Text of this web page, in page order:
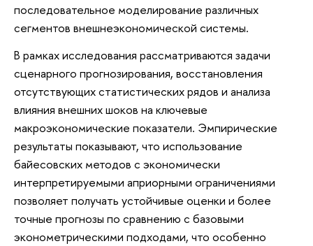
последовательное моделирование различных
сегментов внешнеэкономической системы.
В рамках исследования рассматриваются задачи
сценарного прогнозирования, восстановления
отсутствующих статистических рядов и анализа
влияния внешних шоков на ключевые
макроэкономические показатели. Эмпирические
результаты показывают, что использование
байесовских методов с экономически
интерпретируемыми априорными ограничениями
позволяет получать устойчивые оценки и более
точные прогнозы по сравнению с базовыми
эконометрическими подходами, что особенно